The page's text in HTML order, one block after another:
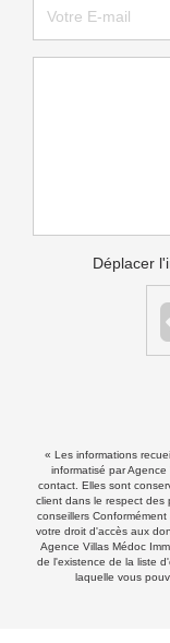
Déplacer
« Les informations
informatisé par
contact. Elles sont
client dans le respect des
conseillers
votre droit d'accès aux
Agence Villas Médoc
de l'existence de la liste
laquelle vous